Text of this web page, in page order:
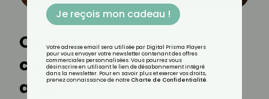
Quelle homéopathie
contre le stress et les
angoisses ?
Je reçois mon cadeau !
Votre adresse email sera utilisée par Digital Prisma Players
pour vous envoyer votre newsletter contenant des offres
commerciales personnalisées. Vous pourrez vous
désinscrire en utilisant le lien de désabonnement intégré
dans la newsletter. Pour en savoir plus et exercer vos droits,
prenez connaissance de notre Charte de Confidentialité.